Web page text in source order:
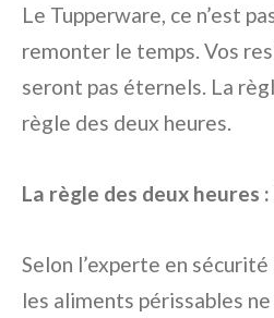
Le Tupperware, ce n’est
remonter le temps. Vos
seront pas éternels. La
règle des deux heures.
La règle des deux heures
Selon l’experte en
les aliments périssables